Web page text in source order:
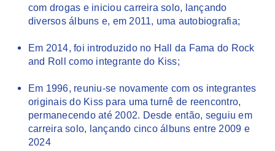
com drogas e iniciou carreira solo, lançando
diversos álbuns e, em 2011, uma autobiografia;
Em 2014, foi introduzido no Hall da Fama do Rock
and Roll como integrante do Kiss;
Em 1996, reuniu-se novamente com os integrantes
originais do Kiss para uma turnê de reencontro,
permanecendo até 2002. Desde então, seguiu em
carreira solo, lançando cinco álbuns entre 2009 e
2024